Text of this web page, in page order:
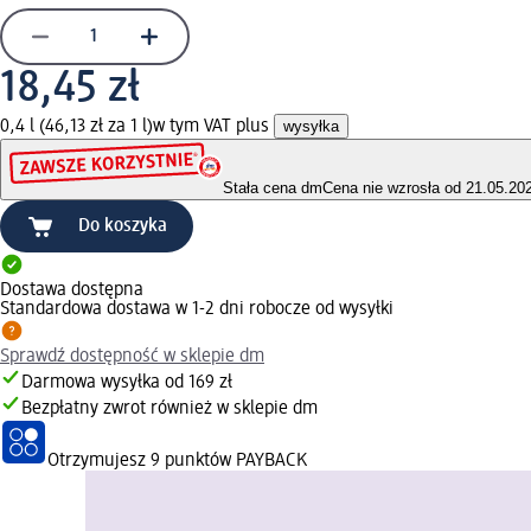
18,45 zł
0,4 l (46,13 zł za 1 l)w tym VAT plus wysyłka
Stała cena dmCena nie wzrosła od
Do koszyka
Dostawa dostępna
Standardowa dostawa w 1-2 dni robocze od wysyłki
Sprawdź dostępność w sklepie dm
Darmowa wysyłka od 169 zł
Bezpłatny zwrot również w sklepie dm
Otrzymujesz 9 punktów PAYBACK